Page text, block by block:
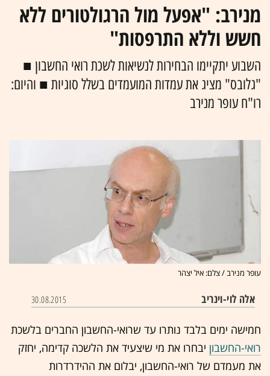
מנירב: "אפעל מול הרגולטורים ללא
חשש וללא התרפסות"
השבוע יתקיימו הבחירות לנשיאות לשכת רואי החשבון ■
"גלובס" מציג את עמדות המועמדים בשלל סוגיות ■ והיום:
רו"ח עופר מנירב
עופר מנירב / צלם: איל יצהר
אלה לוי-וינריב 30.08.2015
חמישה ימים בלבד נותרו עד שרואי-החשבון החברים בלשכת
רואי-החשבון יבחרו את מי שיצעיד את הלשכה קדימה, יחזק
את מעמדם של רואי-החשבון, יבלום את ההידרדרות